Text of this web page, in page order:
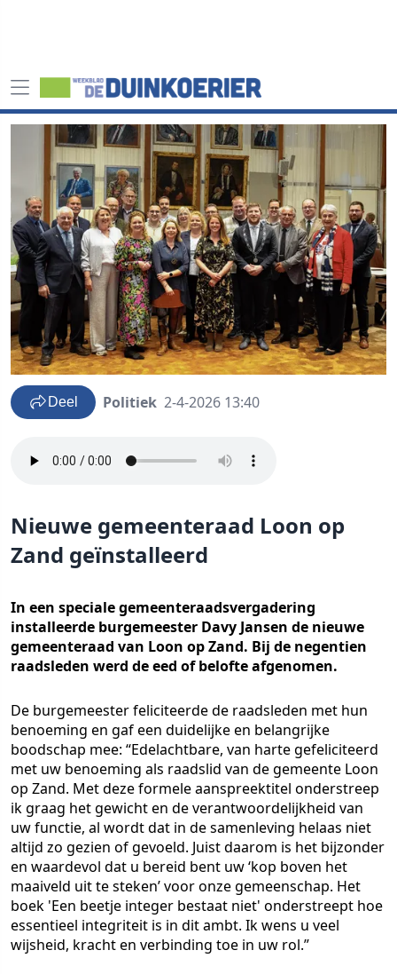
Deel Politiek 2-4-2026 13:40
Nieuwe gemeenteraad Loon op
Zand geïnstalleerd
In een speciale gemeenteraadsvergadering
installeerde burgemeester Davy Jansen de nieuwe
gemeenteraad van Loon op Zand. Bij de negentien
raadsleden werd de eed of belofte afgenomen.
De burgemeester feliciteerde de raadsleden met hun
benoeming en gaf een duidelijke en belangrijke
boodschap mee: “Edelachtbare, van harte gefeliciteerd
met uw benoeming als raadslid van de gemeente Loon
op Zand. Met deze formele aanspreektitel onderstreep
ik graag het gewicht en de verantwoordelijkheid van
uw functie, al wordt dat in de samenleving helaas niet
altijd zo gezien of gevoeld. Juist daarom is het bijzonder
en waardevol dat u bereid bent uw ‘kop boven het
maaiveld uit te steken’ voor onze gemeenschap. Het
boek 'Een beetje integer bestaat niet' onderstreept hoe
essentieel integriteit is in dit ambt. Ik wens u veel
wijsheid, kracht en verbinding toe in uw rol.”